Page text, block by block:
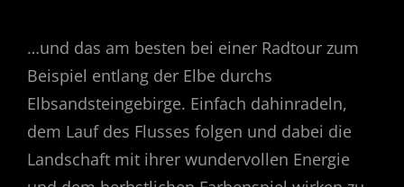
…und das am besten bei einer Radtour zum
Beispiel entlang der Elbe durchs
Elbsandsteingebirge. Einfach dahinradeln,
dem Lauf des Flusses folgen und dabei die
Landschaft mit ihrer wundervollen Energie